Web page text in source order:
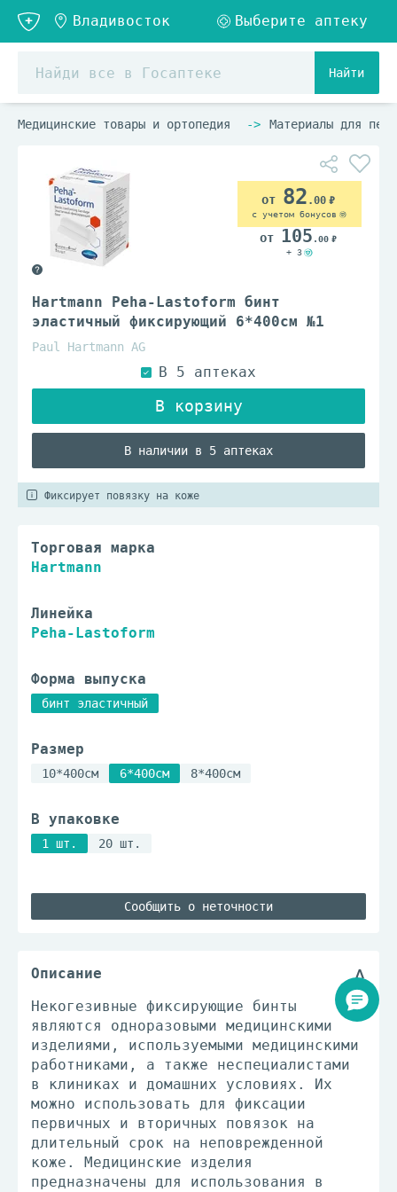
Найти
Медицинские товары и ортопедия Материалы для
Hartmann Peha-Lastoform бинт
эластичный фиксирующий 6*400см №1
Paul Hartmann AG
В наличии в 5 аптеках
82 .00
с учетом бонусов
105 .00
+ 3
Фиксирует повязку на коже
Торговая марка
Hartmann
Линейка
Peha-Lastoform
Форма выпуска
бинт эластичный
Размер
10*400см 6*400см 8*400см
В упаковке
1 шт. 20 шт.
Сообщить о неточности
Описание
Некогезивные фиксирующие бинты
являются одноразовыми медицинскими
изделиями, используемыми медицинскими
работниками, а также неспециалистами
в клиниках и домашних условиях. Их
можно использовать для фиксации
первичных и вторичных повязок на
длительный срок на неповрежденной
коже. Медицинские изделия
предназначены для использования в